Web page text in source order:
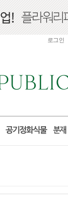
로그인